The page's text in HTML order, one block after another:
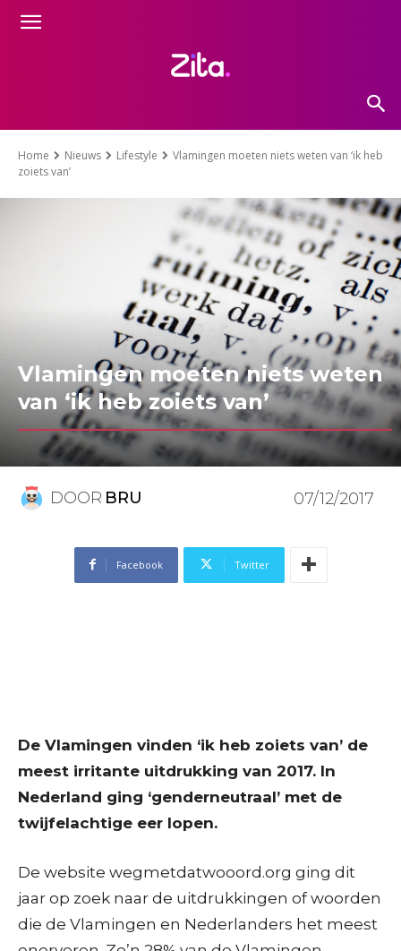
Home Nieuws Lifestyle
Vlamingen moeten niets weten van ‘ik heb
zoiets van’
Vlamingen moeten niets weten
van ‘ik heb zoiets van’
DOOR BRU 07/12/2017
Facebook Twitter
De Vlamingen vinden ‘ik heb zoiets van’ de
meest irritante uitdrukking van 2017. In
Nederland ging ‘genderneutraal’ met de
twijfelachtige eer lopen.
De website wegmetdatwooord.org ging dit
jaar op zoek naar de uitdrukkingen of woorden
die de Vlamingen en Nederlanders het meest